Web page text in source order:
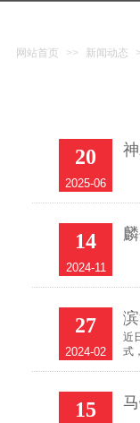
网站首页 >> 新闻动态
20
2025-06
14
2024-11
27
2024-02
近
式
15